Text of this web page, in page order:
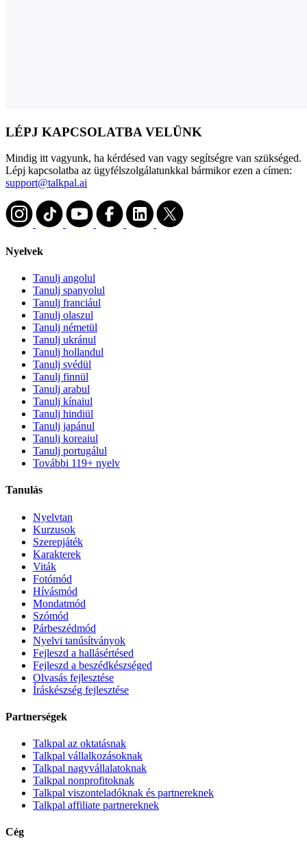
LÉPJ KAPCSOLATBA VELÜNK
Mindig itt vagyunk, ha kérdésed van vagy segítségre van szükséged.
Lépj kapcsolatba az ügyfélszolgálatunkkal bármikor ezen a címen:
support@talkpal.ai
Nyelvek
Tanulj angolul
Tanulj spanyolul
Tanulj franciául
Tanulj olaszul
Tanulj németül
Tanulj ukránul
Tanulj hollandul
Tanulj svédül
Tanulj finnül
Tanulj arabul
Tanulj kínaiul
Tanulj hindiül
Tanulj japánul
Tanulj koreaiul
Tanulj portugálul
További 119+ nyelv
Tanulás
Nyelvtan
Kurzusok
Szerepjáték
Karakterek
Viták
Fotómód
Hívásmód
Mondatmód
Szómód
Párbeszédmód
Nyelvi tanúsítványok
Fejleszd a hallásértésed
Fejleszd a beszédkészséged
Olvasás fejlesztése
Íráskészség fejlesztése
Partnerségek
Talkpal az oktatásnak
Talkpal vállalkozásoknak
Talkpal nagyvállalatoknak
Talkpal nonprofitoknak
Talkpal viszonteladóknak és partnereknek
Talkpal affiliate partnereknek
Cég